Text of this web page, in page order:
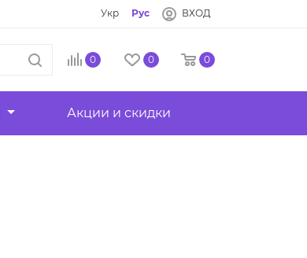
Укр Рус ВХОД
0 0 0
Акции и скидки